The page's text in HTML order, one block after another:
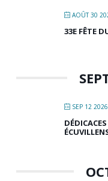
AOÛT 30
33E FÊTE
SEP 12 2026